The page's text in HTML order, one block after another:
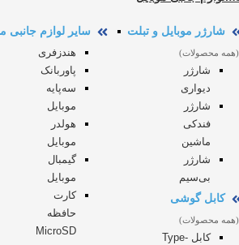
شارژر موبایل و تبلت
(همه محصولات)
شارژر
دیواری
شارژر
فندکی
ماشین
شارژر
بی‌سیم
کابل گوشی
(همه محصولات)
کابل Type-
سایر لوازم جانبی
هندزفری
پاوربانک
سه‌پایه
موبایل
هولدر
موبایل
گیمبال
موبایل
کارت
حافظه
MicroSD